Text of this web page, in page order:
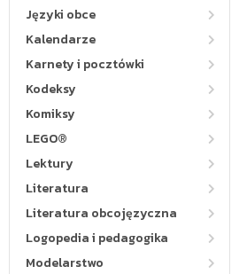
Języki obce
Kalendarze
Karnety i pocztówki
Kodeksy
Komiksy
LEGO®
Lektury
Literatura
Literatura obcojęzyczna
Logopedia i pedagogika
Modelarstwo